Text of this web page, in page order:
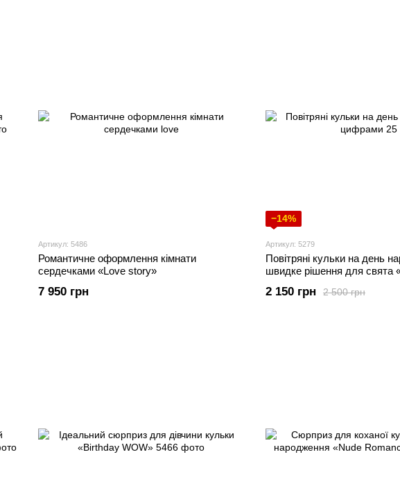
Артикул: 5486
Романтичне оформлення кімнати
сердечками «Love story»
7 950 грн
−14%
Артикул: 5279
Повітряні кульки на день
швидке рішення для свята
2 500 грн
2 150 грн